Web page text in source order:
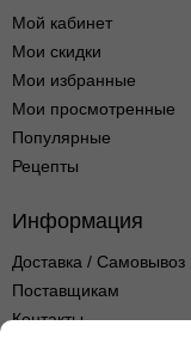
Мой кабинет
Мои скидки
Мои избранные
Мои просмотренные
Популярные
Рецепты
Информация
Доставка / Самовывоз
Поставщикам
Контакты